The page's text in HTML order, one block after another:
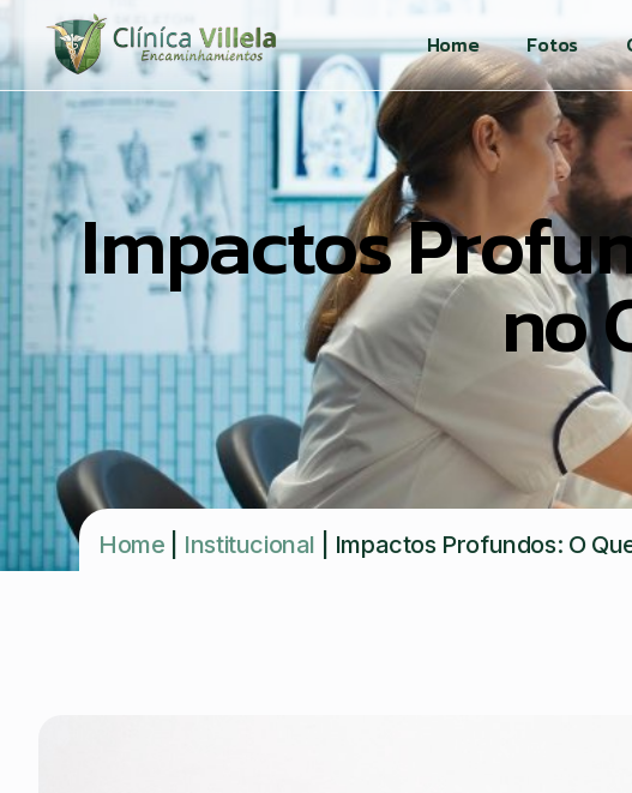
Home Fotos
Impactos
no
Home Institucional Impactos Profundos: O